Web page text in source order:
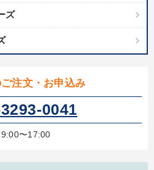
ー収録講演ＣＤ・講演ＤＶＤ・デジ
ミング・ダウンロード）
押さえる 【5月】音声・映像
ズ
注文・お申込み
0041
〜17:00